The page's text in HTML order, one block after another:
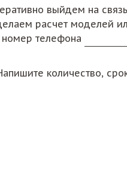
выйдем на
расчет моделей
телефона
количество,